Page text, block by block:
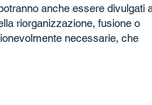
anche essere divulgati
riorganizzazione, fusione o
necessarie, che